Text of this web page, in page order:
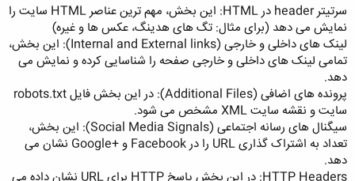
سرتیتر header در HTML: این بخش، مهم ترین عناصر HTML سایت را
نمایش می دهد (برای مثال: تگ های هدینگ، عکس ها و غیره)
لینک های داخلی و خارجی (Internal and External links): این بخش،
تمامی لینک های داخلی و خارجی صفحه را شناسایی کرده و نمایش می
دهد.
پرونده های اضافی (Additional Files): در این بخش فایل robots.txt
سایت و نقشه سایت XML مشخص می شود.
سیگنال های رسانه اجتماعی (Social Media Signals): این بخش،
تعداد به اشتراک گذاری URL را در Facebook و +Google نشان می
دهد.
HTTP Headers: در این بخش پاسخ HTTP برای URL نشان داده می